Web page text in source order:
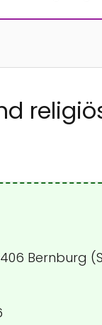
Bernburg